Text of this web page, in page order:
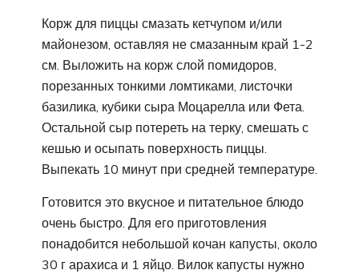
Корж для пиццы смазать кетчупом и/или
майонезом, оставляя не смазанным край 1-2
см. Выложить на корж слой помидоров,
порезанных тонкими ломтиками, листочки
базилика, кубики сыра Моцарелла или Фета.
Остальной сыр потереть на терку, смешать с
кешью и осыпать поверхность пиццы.
Выпекать 10 минут при средней температуре.
Готовится это вкусное и питательное блюдо
очень быстро. Для его приготовления
понадобится небольшой кочан капусты, около
30 г арахиса и 1 яйцо. Вилок капусты нужно